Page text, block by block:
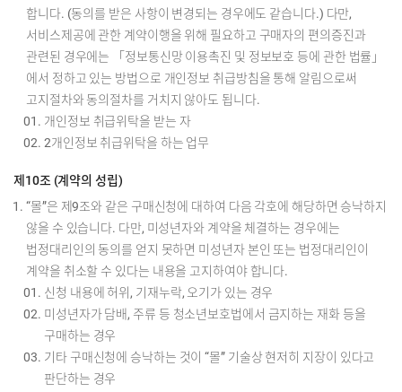
합니다. (동의를 받은 사항이 변경되는 경우에도 같습니다.) 다만,
서비스제공에 관한 계약이행을 위해 필요하고 구매자의 편의증진과
관련된 경우에는 「정보통신망 이용촉진 및 정보보호 등에 관한 법률」
에서 정하고 있는 방법으로 개인정보 취급방침을 통해 알림으로써
고지절차와 동의절차를 거치지 않아도 됩니다.
개인정보 취급위탁을 받는 자
2개인정보 취급위탁을 하는 업무
제10조 (계약의 성립)
“몰”은 제9조와 같은 구매신청에 대하여 다음 각호에 해당하면 승낙하지
않을 수 있습니다. 다만, 미성년자와 계약을 체결하는 경우에는
법정대리인의 동의를 얻지 못하면 미성년자 본인 또는 법정대리인이
계약을 취소할 수 있다는 내용을 고지하여야 합니다.
신청 내용에 허위, 기재누락, 오기가 있는 경우
미성년자가 담배, 주류 등 청소년보호법에서 금지하는 재화 등을
구매하는 경우
기타 구매신청에 승낙하는 것이 “몰” 기술상 현저히 지장이 있다고
판단하는 경우